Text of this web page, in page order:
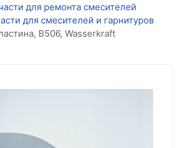
для ремонта смесителей
для смесителей и гарнитуров
B506, Wasserkraft